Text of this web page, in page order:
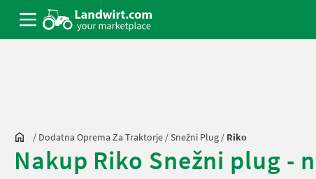
/ Dodatna Oprema Za Traktorje /Snežni Plug / Riko
Nakup Riko Snežni plug -